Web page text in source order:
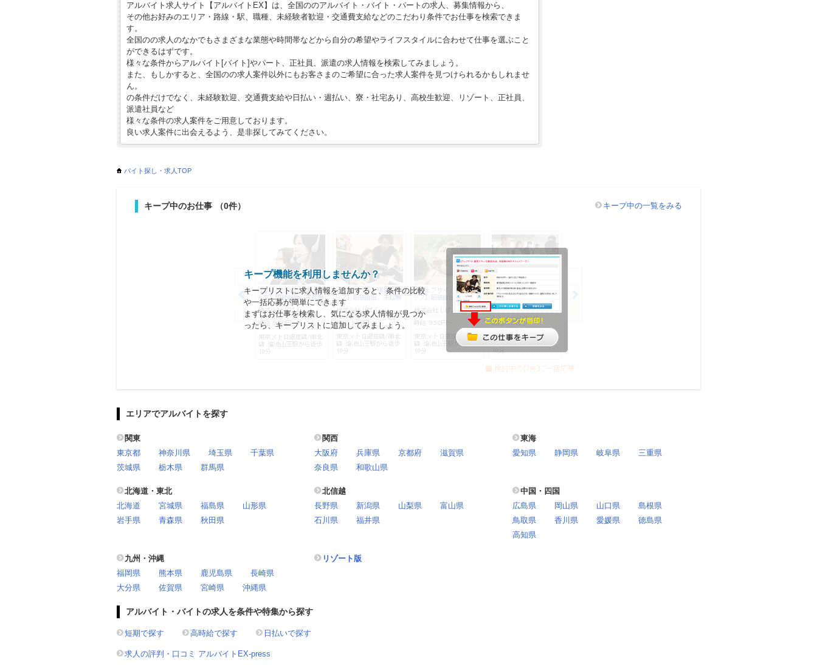
アルバイト求人サイト【アルバイトEX】は、全国ののアルバイト・バイト・パートの求人、募集情報から、
その他お好みのエリア・路線・駅、職種、未経験者歓迎・交通費支給などのこだわり条件でお仕事を検索できま
す。
全国のの求人のなかでもさまざまな業態や時間帯などから自分の希望やライフスタイルに合わせて仕事を選ぶこと
ができるはずです。
様々な条件からアルバイト[バイト]やパート、正社員、派遣の求人情報を検索してみましょう。
また、もしかすると、全国のの求人案件以外にもお客さまのご希望に合った求人案件を見つけられるかもしれませ
ん。
の条件だけでなく、未経験歓迎、交通費支給や日払い・週払い、寮・社宅あり、高校生歓迎、リゾート、正社員、
派遣社員など
様々な条件の求人案件をご用意しております。
良い求人案件に出会えるよう、是非探してみてください。
バイト探し・求人TOP
キープ中のお仕事 （0件） キープ中の一覧をみる
キープ機能を利用しませんか？
キープリストに求人情報を追加すると、条件の比較
や一括応募が簡単にできます
まずはお仕事を検索し、気になる求人情報が見つか
ったら、キープリストに追加してみましょう。
エリアでアルバイトを探す
関東
東京都
神奈川県 埼玉県
千葉県
茨城県
栃木県 群馬県
関西
大阪府
兵庫県 京都府
滋賀県
奈良県
和歌山県
東海
愛知県
静岡県 岐阜県 三重県
北海道・東北
北海道
宮城県 福島県
山形県
岩手県
青森県 秋田県
北信越
長野県
新潟県 山梨県
富山県
石川県
福井県
中国・四国
広島県
岡山県 山口県
島根県
鳥取県
香川県 愛媛県
徳島県
高知県
九州・沖縄
福岡県
熊本県 鹿児島県
長崎県
大分県
佐賀県 宮崎県 沖縄県
リゾート版
アルバイト・バイトの求人を条件や特集から探す
短期で探す 高時給で探す 日払いで探す
求人の評判・口コミ アルバイトEX-press